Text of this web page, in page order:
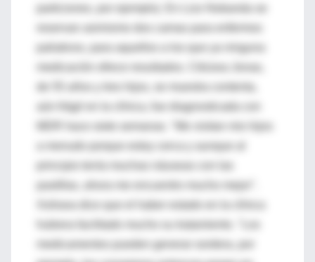
paliativos, para aquellos a los que ya ninguna
aún frágil en la clínica, fue diagnosticada con
a menudo porque estoy cerca y aunque al
medicamentos pueden generar sordera, por